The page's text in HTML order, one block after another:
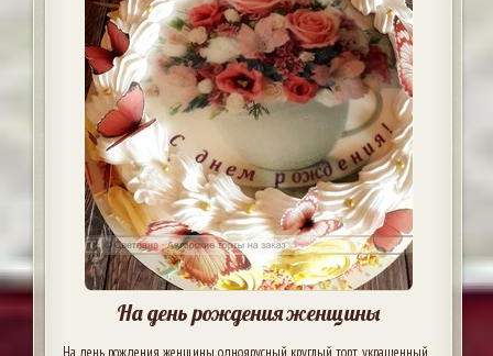
На день рождения женщины
На день рождения женщины одноярусный круглый торт, украшенный